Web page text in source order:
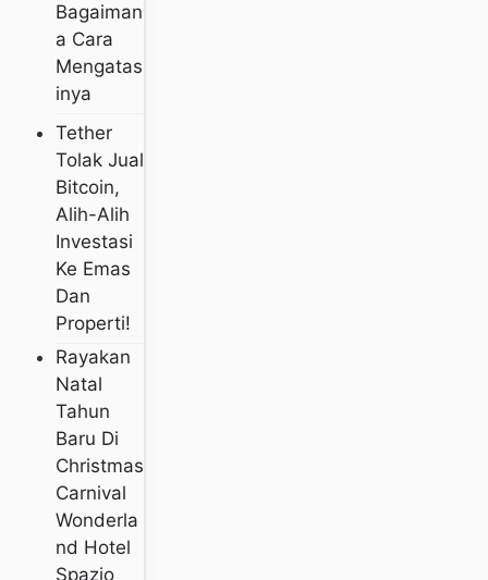
Bagaiman
A Cara
Mengatas
Inya
Tether
Tolak Jual
Bitcoin,
Alih-Alih
Investasi
Ke Emas
Dan
Properti!
Rayakan
Natal
Tahun
Baru Di
Christmas
Carnival
Wonderla
Nd Hotel
Spazio